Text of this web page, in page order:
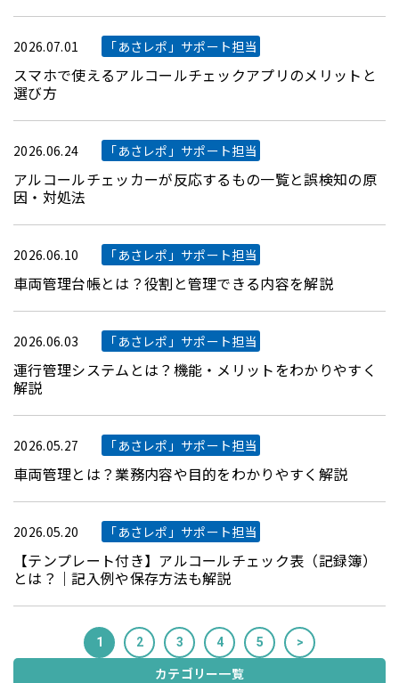
2026.07.01 「あさレポ」サポート担当
スマホで使えるアルコールチェックアプリのメリットと
選び方
2026.06.24 「あさレポ」サポート担当
アルコールチェッカーが反応するもの一覧と誤検知の原
因・対処法
2026.06.10 「あさレポ」サポート担当
車両管理台帳とは？役割と管理できる内容を解説
2026.06.03 「あさレポ」サポート担当
運行管理システムとは？機能・メリットをわかりやすく
解説
2026.05.27 「あさレポ」サポート担当
車両管理とは？業務内容や目的をわかりやすく解説
2026.05.20 「あさレポ」サポート担当
【テンプレート付き】アルコールチェック表（記録簿）
とは？｜記入例や保存方法も解説
1 2 3 4 5 >
カテゴリー一覧